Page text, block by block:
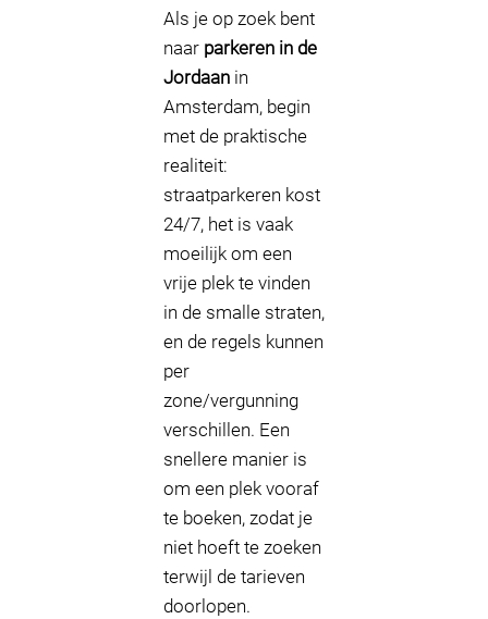
Als je op zoek bent
naar parkeren in de
Jordaan in
Amsterdam, begin
met de praktische
realiteit:
straatparkeren kost
24/7, het is vaak
moeilijk om een
vrije plek te vinden
in de smalle straten,
en de regels kunnen
per
zone/vergunning
verschillen. Een
snellere manier is
om een plek vooraf
te boeken, zodat je
niet hoeft te zoeken
terwijl de tarieven
doorlopen.